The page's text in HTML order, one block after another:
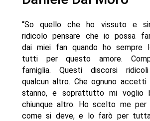
“So quello che ho vissuto e
ridicolo pensare che io possa
dai miei fan quando ho sempre
tutti per questo amore.
famiglia. Questi discorsi
qualcun altro. Che ognuno
stanno, e soprattutto mi voglio
chiunque altro. Ho scelto me per
come si deve, e lo farò per